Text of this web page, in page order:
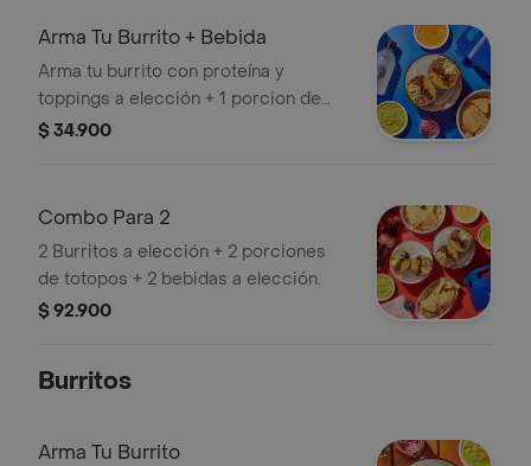
Arma Tu Burrito + Bebida
Arma tu burrito con proteína y
toppings a elección + 1 porcion de
totopos + 1 limonada.
$ 34.900
Combo Para 2
2 Burritos a elección + 2 porciones
de totopos + 2 bebidas a elección.
$ 92.900
Burritos
Arma Tu Burrito